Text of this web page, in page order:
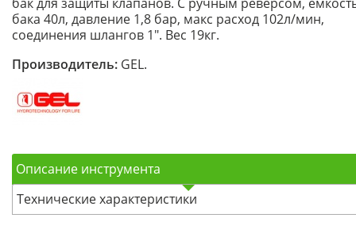
бака 40л, давление 1,8 бар, макс расход 102л/мин,
соединения шлангов 1". Вес 19кг.
Производитель: GEL.
Описание инструмента
Технические характеристики